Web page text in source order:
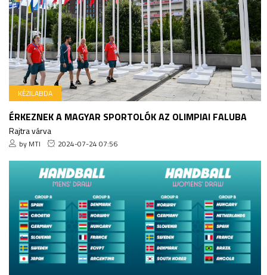
KÉZILABDA
ÉRKEZNEK A MAGYAR SPORTOLÓK AZ OLIMPIAI FALUBA
Rajtra várva
by MTI 2024-07-24 07:56